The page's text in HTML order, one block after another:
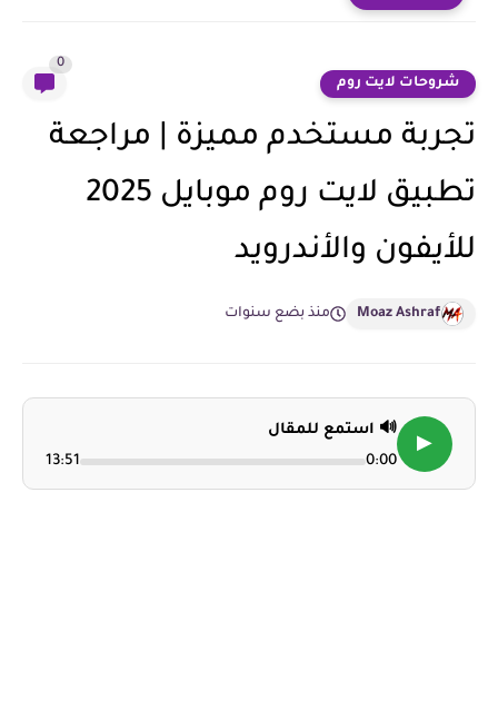
شروحات لايت روم
0
تجربة مستخدم مميزة | مراجعة
تطبيق لايت روم موبايل 2025
للأيفون والأندرويد
Moaz Ashraf منذ بضع سنوات
▶
🔊 استمع للمقال
0:00
13:51